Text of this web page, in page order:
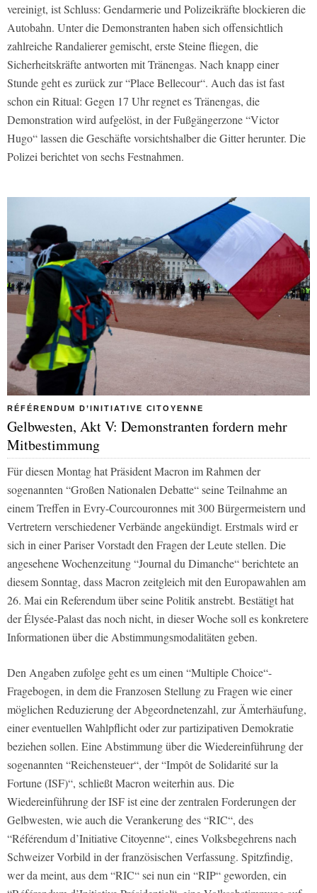
vereinigt, ist Schluss: Gendarmerie und Polizeikräfte blockieren die
Autobahn. Unter die Demonstranten haben sich offensichtlich
zahlreiche Randalierer gemischt, erste Steine fliegen, die
Sicherheitskräfte antworten mit Tränengas. Nach knapp einer
Stunde geht es zurück zur “Place Bellecour“. Auch das ist fast
schon ein Ritual: Gegen 17 Uhr regnet es Tränengas, die
Demonstration wird aufgelöst, in der Fußgängerzone “Victor
Hugo“ lassen die Geschäfte vorsichtshalber die Gitter herunter. Die
Polizei berichtet von sechs Festnahmen.
RÉFÉRENDUM D’INITIATIVE CITOYENNE
Gelbwesten, Akt V: Demonstranten fordern mehr
Mitbestimmung
Für diesen Montag hat Präsident Macron im Rahmen der
sogenannten “Großen Nationalen Debatte“ seine Teilnahme an
einem Treffen in Evry-Courcouronnes mit 300 Bürgermeistern und
Vertretern verschiedener Verbände angekündigt. Erstmals wird er
sich in einer Pariser Vorstadt den Fragen der Leute stellen. Die
angesehene Wochenzeitung “Journal du Dimanche“ berichtete an
diesem Sonntag, dass Macron zeitgleich mit den Europawahlen am
26. Mai ein Referendum über seine Politik anstrebt. Bestätigt hat
der Élysée-Palast das noch nicht, in dieser Woche soll es konkretere
Informationen über die Abstimmungsmodalitäten geben.
Den Angaben zufolge geht es um einen “Multiple Choice“-
Fragebogen, in dem die Franzosen Stellung zu Fragen wie einer
möglichen Reduzierung der Abgeordnetenzahl, zur Ämterhäufung,
einer eventuellen Wahlpflicht oder zur partizipativen Demokratie
beziehen sollen. Eine Abstimmung über die Wiedereinführung der
sogenannten “Reichensteuer“, der “Impôt de Solidarité sur la
Fortune (ISF)“, schließt Macron weiterhin aus. Die
Wiedereinführung der ISF ist eine der zentralen Forderungen der
Gelbwesten, wie auch die Verankerung des “RIC“, des
“Référendum d’Initiative Citoyenne“, eines Volksbegehrens nach
Schweizer Vorbild in der französischen Verfassung. Spitzfindig,
wer da meint, aus dem “RIC“ sei nun ein “RIP“ geworden, ein